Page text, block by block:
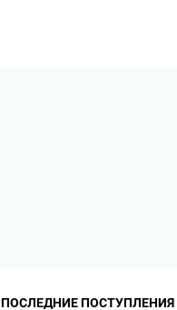
ПОСЛЕДНИЕ ПОСТУПЛЕНИЯ